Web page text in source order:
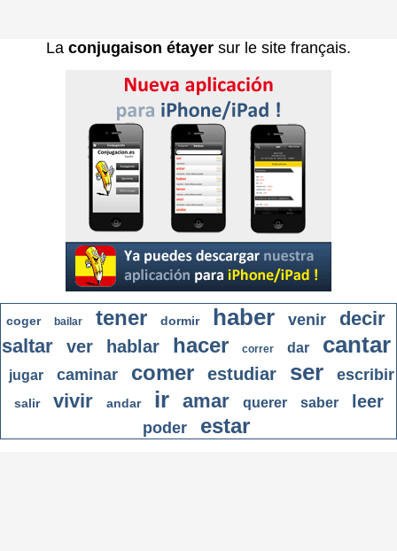
La conjugaison étayer sur le site français.
coger bailar tener dormir haber venir
decir
saltar
ver hablar hacer correr dar cantar
jugar caminar comer estudiar ser escribir
salir vivir andar ir amar querer saber leer
poder estar